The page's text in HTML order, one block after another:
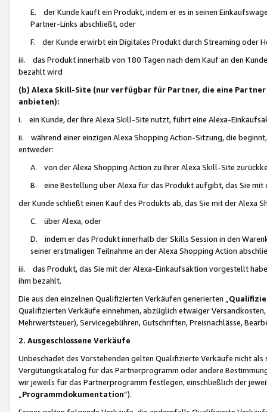
E. der Kunde kauft ein Produkt, indem er es in seinen
Partner-Links abschließt, oder
F. der Kunde erwirbt ein Digitales Produkt durch Streaming oder
iii. das Produkt innerhalb von 180 Tagen nach dem Kauf an den
bezahlt wird
(b) Alexa Skill-Site (nur verfügbar für Partner, die eine
anbieten):
i. ein Kunde, der Ihre Alexa Skill-Site nutzt, führt eine Alexa-
ii. während einer einzigen Alexa Shopping Action-Sitzung, die
entweder:
A. von der Alexa Shopping Action zu Ihrer Alexa Skill-Site
B. eine Bestellung über Alexa für das Produkt aufgibt, das Sie mit
der Kunde schließt einen Kauf des Produkts ab, das Sie mit der Alexa
C. über Alexa, oder
D. indem er das Produkt innerhalb der Skills Session in den
seiner erstmaligen Teilnahme an der Alexa Shopping Action
iii. das Produkt, das Sie mit der Alexa-Einkaufsaktion vorgestellt
ihm bezahlt.
Die aus den einzelnen Qualifizierten Verkäufen generierten „
Qualifizierten Verkäufe einnehmen, abzüglich etwaiger
Mehrwertsteuer), Servicegebühren, Gutschriften, Preisnachlässe,
2. Ausgeschlossene Verkäufe
Unbeschadet des Vorstehenden gelten Qualifizierte Verkäufe nicht
Vergütungskatalog für das Partnerprogramm oder andere
wir jeweils für das Partnerprogramm festlegen, einschließlich der
Programmdokumentation“).